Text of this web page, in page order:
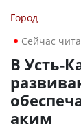
Город
Сейчас
В Усть-
аким